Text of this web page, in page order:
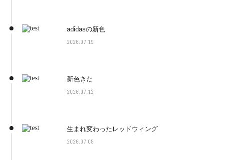
adidasの新色
2026.07.19
新色きた
2026.07.12
生まれ変わったレッドウィング
2026.07.05